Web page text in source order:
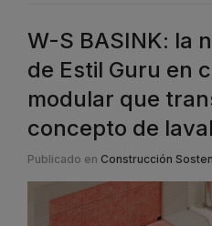
W-S BASINK: la
de Estil Guru en
modular que
concepto de
Publicado en Construcción